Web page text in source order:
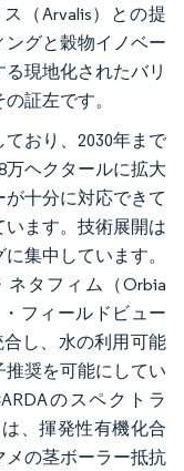
ス（Arvalis）との提
グと穀物イノベー
現地化されたバリ
証左です。
おり、2030年まで
ヘクタールに拡大
十分に対応できて
ます。技術展開は
集中しています。
ネタフィム（Orbia
フィールドビュー
合し、水の利用可能
奨を可能にしてい
のスペクトラ
、揮発性有機化合
の茎ボーラー抵抗